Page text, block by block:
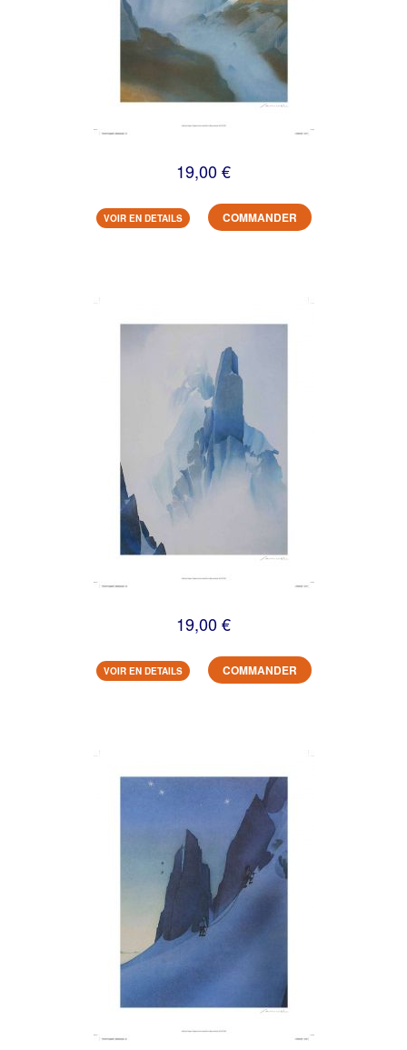
19,00 €
VOIR EN DETAILS COMMANDER
19,00 €
VOIR EN DETAILS COMMANDER